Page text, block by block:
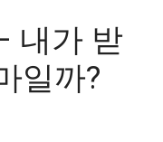
내가 받
일까?